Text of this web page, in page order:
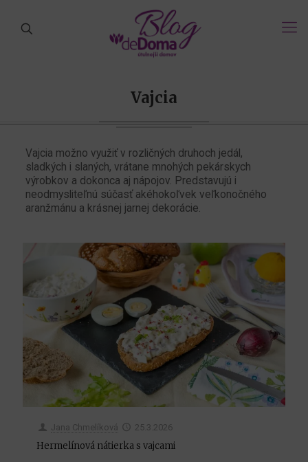
Vajcia
Vajcia možno využiť v rozličných druhoch jedál,
sladkých i slaných, vrátane mnohých pekárskych
výrobkov a dokonca aj nápojov. Predstavujú i
neodmysliteľnú súčasť akéhokoľvek veľkonočného
aranžmánu a krásnej jarnej dekorácie.
Jana Chmelíková 25.3.2026
Hermelínová nátierka s vajcami